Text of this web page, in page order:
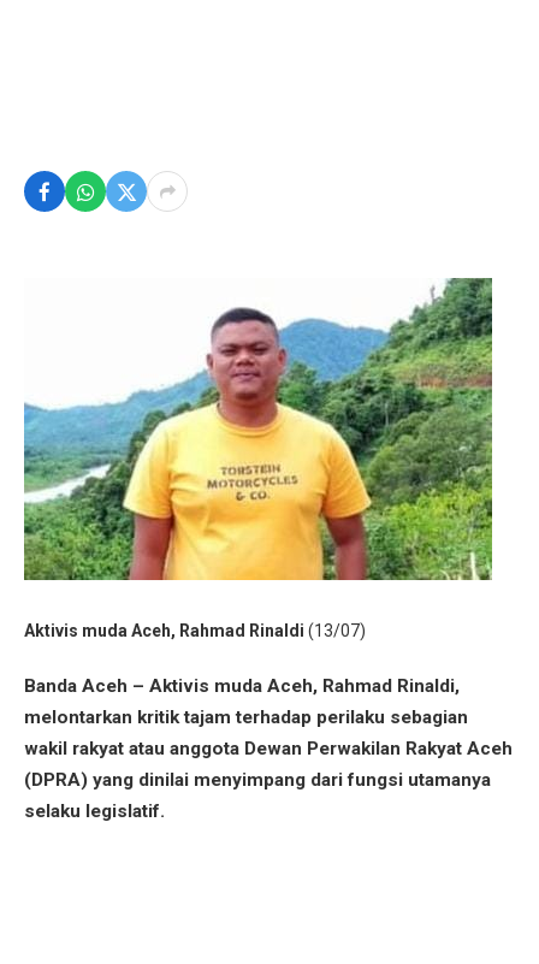
Aktivis muda Aceh, Rahmad Rinaldi (13/07)
Banda Aceh – Aktivis muda Aceh, Rahmad Rinaldi,
melontarkan kritik tajam terhadap perilaku sebagian
wakil rakyat atau anggota Dewan Perwakilan Rakyat Aceh
(DPRA) yang dinilai menyimpang dari fungsi utamanya
selaku legislatif.